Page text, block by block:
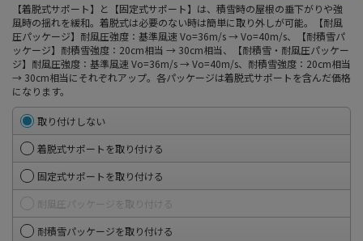
【着脱式サポート】と【固定式サポート】は、積雪時の屋根の垂下がりや強
風時の揺れを緩和。着脱式は必要のない時は簡単に取り外しが可能。【耐風
圧パッケージ】耐風圧強度：基準風速 Vo=36m/s → Vo=40m/s、【耐積雪パ
ッケージ】耐積雪強度：20cm相当 → 30cm相当、【耐積雪・耐風圧パッケー
ジ】耐風圧強度：基準風速 Vo=36m/s → Vo=40m/s、耐積雪強度：20cm相当
→ 30cm相当にそれぞれアップ。各パッケージは着脱式サポートを含んだ価格
になります。
取り付けしない
着脱式サポートを取り付ける
固定式サポートを取り付ける
耐風圧パッケージを取り付ける
耐積雪パッケージを取り付ける